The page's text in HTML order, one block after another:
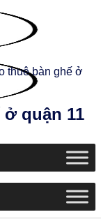
thuê bàn ghế ở
quận 11
3067 lượt